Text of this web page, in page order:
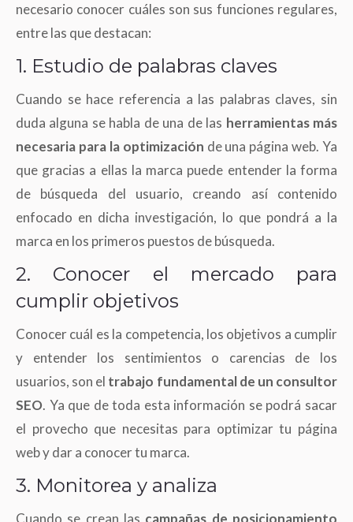
necesario conocer cuáles son sus funciones regulares,
entre las que destacan:
1. Estudio de palabras claves
Cuando se hace referencia a las palabras claves, sin
duda alguna se habla de una de las herramientas más
necesaria para la optimización de una página web. Ya
que gracias a ellas la marca puede entender la forma
de búsqueda del usuario, creando así contenido
enfocado en dicha investigación, lo que pondrá a la
marca en los primeros puestos de búsqueda.
2. Conocer el mercado para
cumplir objetivos
Conocer cuál es la competencia, los objetivos a cumplir
y entender los sentimientos o carencias de los
usuarios, son el trabajo fundamental de un consultor
SEO. Ya que de toda esta información se podrá sacar
el provecho que necesitas para optimizar tu página
web y dar a conocer tu marca.
3. Monitorea y analiza
Cuando se crean las campañas de posicionamiento